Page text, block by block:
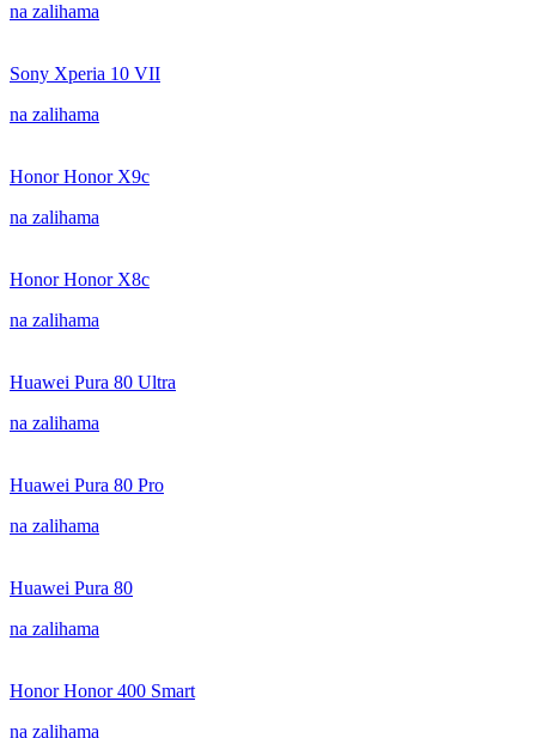
na zalihama
Sony Xperia 10 VII
na zalihama
Honor Honor X9c
na zalihama
Honor Honor X8c
na zalihama
Huawei Pura 80 Ultra
na zalihama
Huawei Pura 80 Pro
na zalihama
Huawei Pura 80
na zalihama
Honor Honor 400 Smart
na zalihama